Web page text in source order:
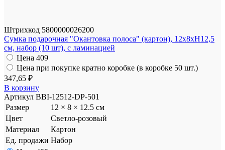
Штрихкод 5800000026200
Сумка подарочная "Окантовка полоса" (картон), 12x8xH12,5
см, набор (10 шт), с ламинацией
Цена 409
Цена при покупке кратно коробке (в коробке 50 шт.)
347,65 ₽
В корзину
Артикул BBI-12512-DP-501
Размер
12 × 8 × 12.5 см
Цвет
Светло-розовый
Материал
Картон
Ед. продажи Набор